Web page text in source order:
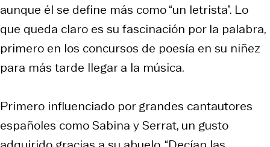
aunque él se define más como “un letrista”. Lo
que queda claro es su fascinación por la palabra,
primero en los concursos de poesía en su niñez
para más tarde llegar a la música.
Primero influenciado por grandes cantautores
españoles como Sabina y Serrat, un gusto